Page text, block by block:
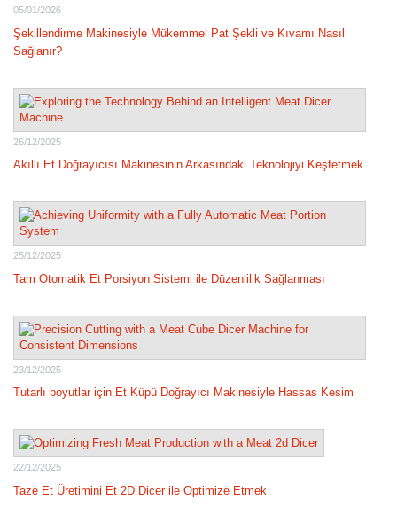
05/01/2026
Şekillendirme Makinesiyle Mükemmel Pat Şekli ve Kıvamı Nasıl
Sağlanır?
26/12/2025
Akıllı Et Doğrayıcısı Makinesinin Arkasındaki Teknolojiyi Keşfetmek
25/12/2025
Tam Otomatik Et Porsiyon Sistemi ile Düzenlilik Sağlanması
23/12/2025
Tutarlı boyutlar için Et Küpü Doğrayıcı Makinesiyle Hassas Kesim
22/12/2025
Taze Et Üretimini Et 2D Dicer ile Optimize Etmek